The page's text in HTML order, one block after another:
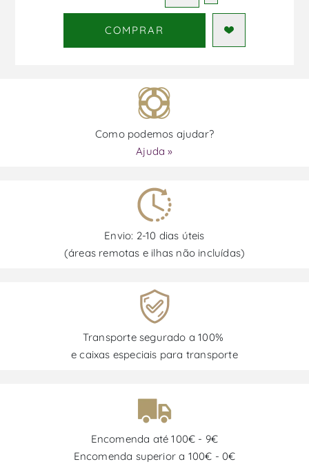
COMPRAR
Como podemos ajudar?
Ajuda »
Envio: 2-10 dias úteis
(áreas remotas e ilhas não incluídas)
Transporte segurado a 100%
e caixas especiais para transporte
Encomenda até 100€ - 9€
Encomenda superior a 100€ - 0€